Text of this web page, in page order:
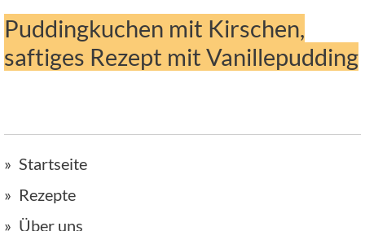
Puddingkuchen mit Kirschen,
saftiges Rezept mit Vanillepudding
Startseite
Rezepte
Über uns